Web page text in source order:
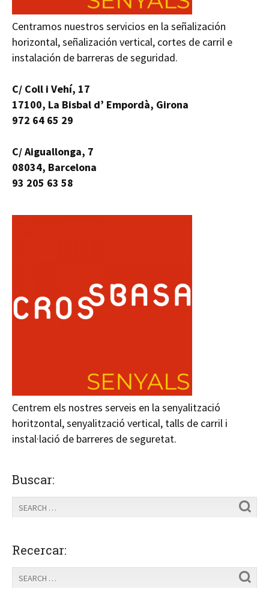
Centramos nuestros servicios en la señalización
horizontal, señalización vertical, cortes de carril e
instalación de barreras de seguridad.
C/ Coll i Vehí, 17
17100, La Bisbal d’ Empordà, Girona
972 64 65 29
C/ Aiguallonga, 7
08034, Barcelona
93 205 63 58
Centrem els nostres serveis en la senyalització
horitzontal, senyalització vertical, talls de carril i
instal·lació de barreres de seguretat.
Buscar:
Recercar: